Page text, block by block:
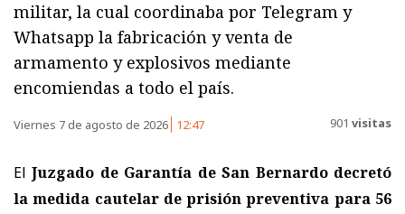
militar, la cual coordinaba por Telegram y
Whatsapp la fabricación y venta de
armamento y explosivos mediante
encomiendas a todo el país.
Viernes 7 de agosto de 2026 12:47 901 visitas
ElJuzgado de Garantía de San Bernardo decretó
la medida cautelar de prisión preventiva para 56